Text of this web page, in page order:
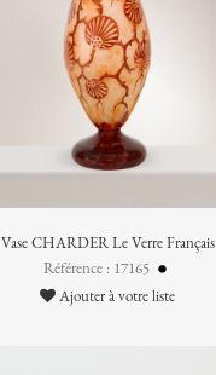
Vase CHARDER Le Verre Français
Référence : 17165
Ajouter à votre liste